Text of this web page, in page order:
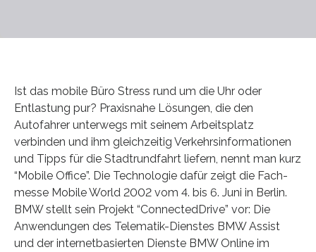
Ist das mobile Büro Stress rund um die Uhr oder
Entlastung pur? Praxisnahe Lösungen, die den
Autofahrer unterwegs mit seinem Arbeitsplatz
verbinden und ihm gleichzeitig Verkehrsinformationen
und Tipps für die Stadtrundfahrt liefern, nennt man kurz
“Mobile Office”. Die Technologie dafür zeigt die Fach-
messe Mobile World 2002 vom 4. bis 6. Juni in Berlin.
BMW stellt sein Projekt “ConnectedDrive” vor: Die
Anwendungen des Telematik-Dienstes BMW Assist
und der internetbasierten Dienste BMW Online im